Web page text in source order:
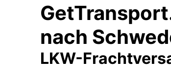
nach
LKW-